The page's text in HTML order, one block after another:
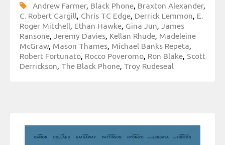
Andrew Farmer, Black Phone Braxton Alexander,
C. Robert Cargill Chris TC Edge Derrick Lemmon E.
Roger Mitchell Ethan Hawke Gina Jun
James
Ransone
Jeremy Davies Kellan Rhude Madeleine
McGraw, Mason Thames Michael Banks Repeta
Robert Fortunato Rocco Poveromo Ron Blake Scott
Derrickson The Black Phone Troy Rudeseal